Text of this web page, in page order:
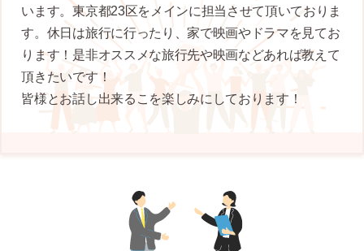
います。東京都23区をメインに担当させて頂いておりま
す。休日は旅行に行ったり、家で映画やドラマを見てお
ります！是非オススメな旅行先や映画などあれば教えて
頂きたいです！
皆様とお話し出来るこを楽しみにしております！